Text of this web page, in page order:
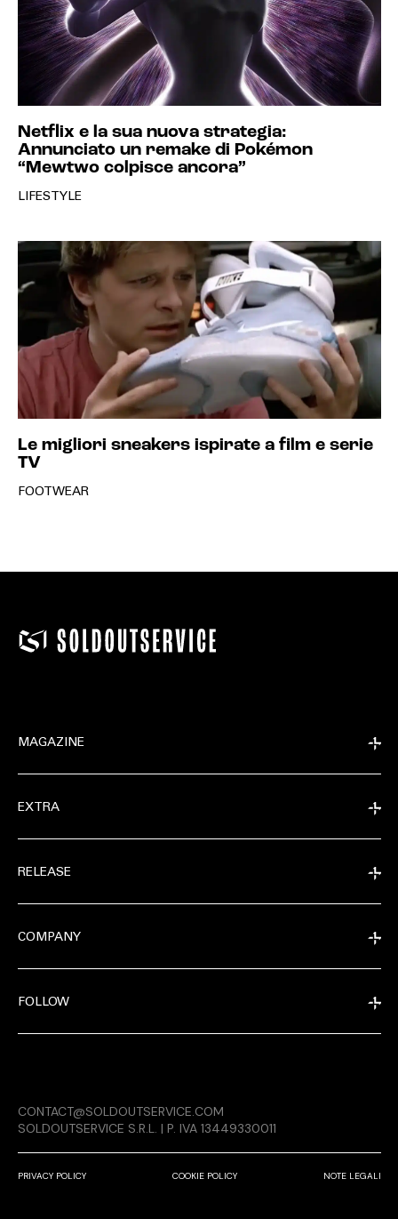
RELEASE
Netflix e la sua nuova strategia:
Annunciato un remake di Pokémon
“Mewtwo colpisce ancora”
LIFESTYLE
Le migliori sneakers ispirate a film e serie
TV
FOOTWEAR
MAGAZINE
EXTRA
RELEASE
COMPANY
FOLLOW
PRIVACY POLICY COOKIE POLICY NOTE LEGALI
CONTACT@SOLDOUTSERVICE.COM
SOLDOUTSERVICE S.R.L. | P. IVA 13449330011